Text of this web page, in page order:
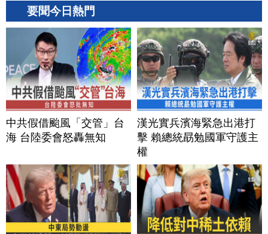
要聞今日熱門
中共假借颱風「交管」台
海 台陸委會怒轟無知
漢光實兵濱海緊急出港打
擊 賴總統勗勉國軍守護主
權